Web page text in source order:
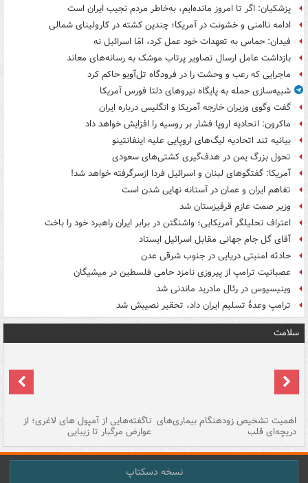
پزشکیان: اگر تا امروز مانده‌ایم، به‌خاطر مردم نجیب ایران است
ادامه ناامنی و خشونت در آمریکا؛ چندین کشته در کارولینای شمالی
فیدان: حماس به تعهدات خود عمل کرد، امّا اسرائیل نه
بازداشت عامل ارسال تصاویر پرتاب موشک به رسانه‌های معاند
ماجرایی که رعب و وحشت را در فرودگاه تل‌آویو حاکم کرد
شبیه‌سازی حمله به پایگاه نیروهای دلتا فورس آمریکا
گفت وگوی وزیران خارجه آمریکا و انگلیس درباره ایران
ماکرون: اتحادیه اروپا فشار بر روسیه را افزایش خواهد داد
بیانیه تند اتحادیه لیگ‌های اروپایی علیه اینفانتینو
تحول بزرگ یمن در هدف‌گیری کشتی‌های سعودی
آمریکا: گفتگوهای لبنان و اسرائیل فردا ازسرگرفته خواهد شد!
تفاهم ایران و عمان در آستانه نهایی شدن است
وزیر صمت عازم قرقیزستان شد
اعتراف تحلیلگر آمریکایی؛ واشنگتن در برابر ایران راهبرد خود را باخت
آقای گل جام جهانی مقابل اسرائیل ایستاد
حادثه امنیتی دریایی در جنوب شرقی عدن
عصبانیت ترامپ از پیروزی نامزد حامی فلسطین در میشیگان
وینیسیوس در رئال مادرید ماندنی شد
ترامپ وعدۀ تسلیم ایران داد، تحقیر نصیبش شد
سلامت
اهمیت تشخیص زودهنگام بیماری‌های
دریچه‌ای قلب
ناگفته‌هایی از آمپول های لاغری؛ از
عوارض مرگبار تا زیبایی
نسخه دسکتاپ